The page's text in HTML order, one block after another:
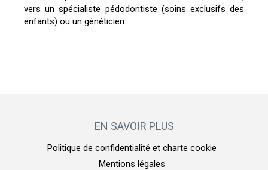
vers un spécialiste pédodontiste (soins exclusifs des
enfants) ou un généticien.
EN SAVOIR PLUS
Politique de confidentialité et charte cookie
Mentions légales